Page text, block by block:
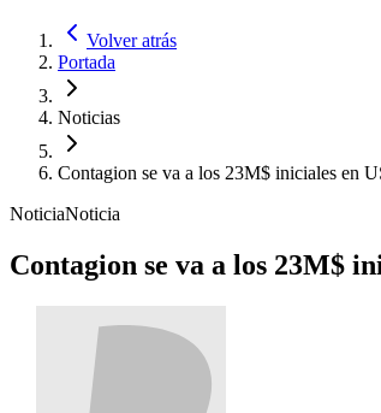
Volver atrás
Portada
Noticias
Contagion se va a los 23M$ iniciales en
NoticiaNoticia
Contagion se va a los 23M$